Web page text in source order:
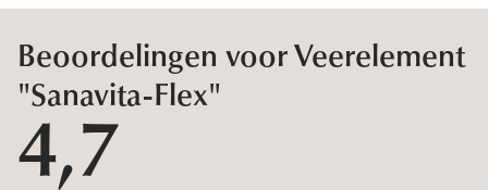
Beoordelingen voor Veerelement
"Sanavita-Flex"
4,7